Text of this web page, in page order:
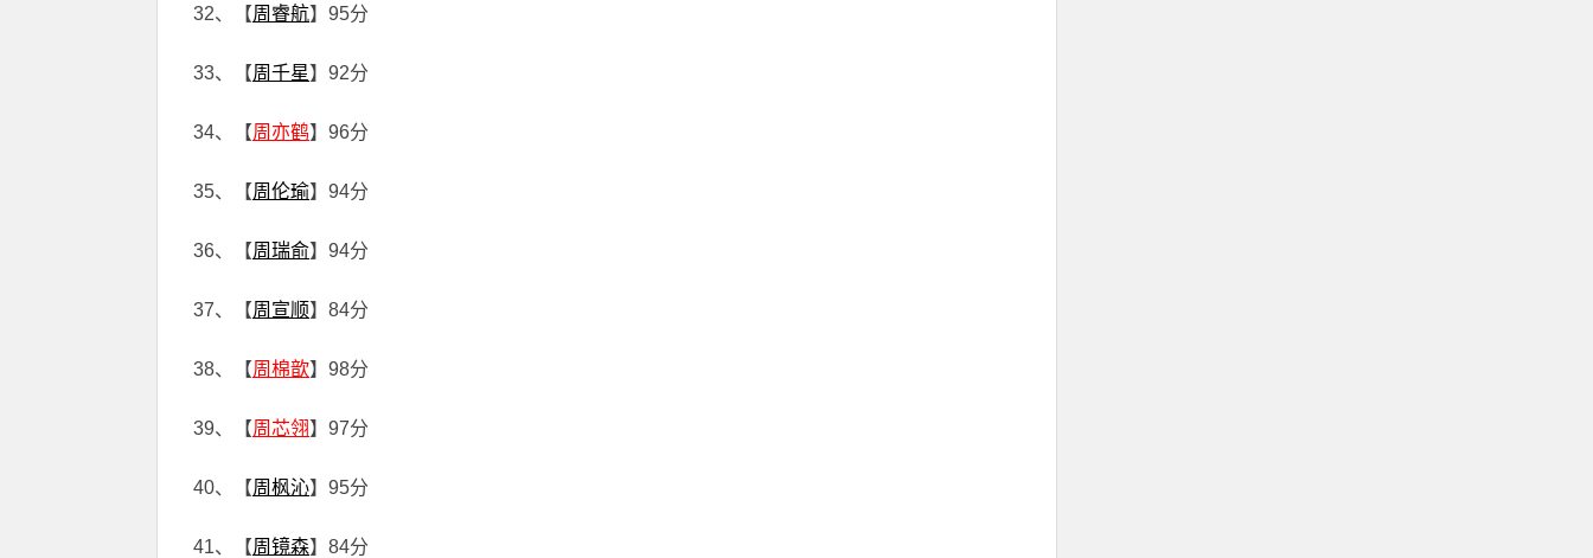
32、【周睿航】95分
33、【周千星】92分
34、【周亦鹤】96分
35、【周伦瑜】94分
36、【周瑞俞】94分
37、【周宣顺】84分
38、【周棉歆】98分
39、【周芯翎】97分
40、【周枫沁】95分
41、【周镜森】84分